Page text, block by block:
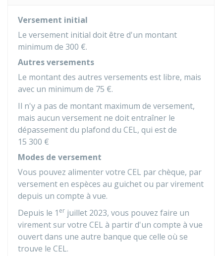
Versement initial
Le versement initial doit être d'un montant
minimum de 300 €.
Autres versements
Le montant des autres versements est libre, mais
avec un minimum de 75 €.
Il n'y a pas de montant maximum de versement,
mais aucun versement ne doit entraîner le
dépassement du plafond du CEL, qui est de
15 300 €
Modes de versement
Vous pouvez alimenter votre CEL par chèque, par
versement en espèces au guichet ou par virement
depuis un compte à vue.
Depuis le 1 er juillet 2023, vous pouvez faire un
virement sur votre CEL à partir d'un compte à vue
ouvert dans une autre banque que celle où se
trouve le CEL.